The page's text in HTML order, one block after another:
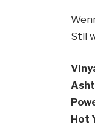
Stil
Hot